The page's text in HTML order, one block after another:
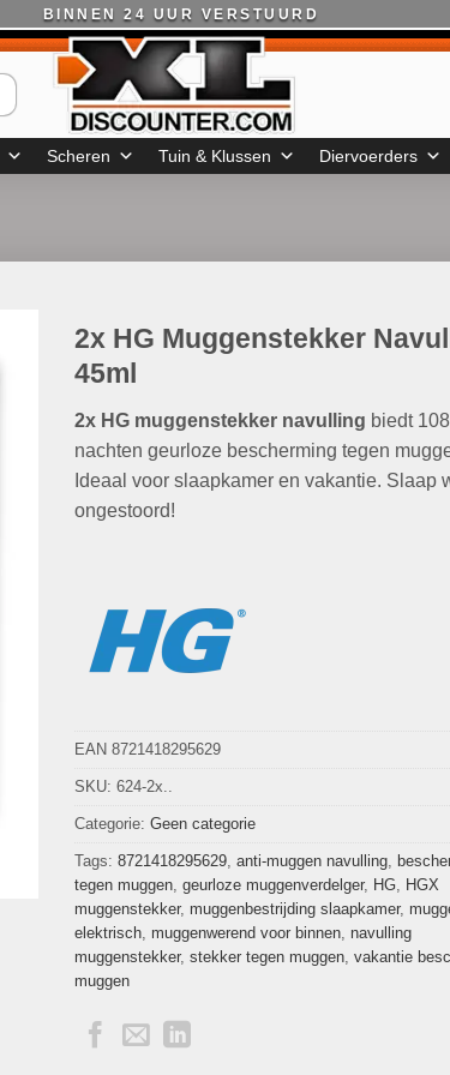
BINNEN 24 UUR VERSTUURD
Scheren Tuin & Klussen Diervoerders
2x HG Muggenstekker
45ml
2x HG muggenstekker navulling biedt 108
nachten geurloze bescherming tegen
Ideaal voor slaapkamer en vakantie. Slaap
ongestoord!
EAN 8721418295629
SKU: 624-2x..
Categorie: Geen categorie
Tags: 8721418295629, anti-muggen navulling,
tegen muggen, geurloze muggenverdelger, HG,
HGX
muggenstekker, muggenbestrijding slaapkamer,
elektrisch, muggenwerend voor binnen, navulling
muggenstekker, stekker tegen muggen, vakantie
muggen